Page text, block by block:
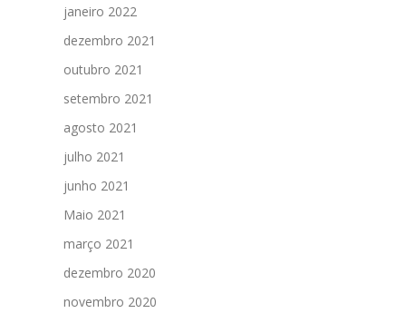
janeiro 2022
dezembro 2021
outubro 2021
setembro 2021
agosto 2021
julho 2021
junho 2021
Maio 2021
março 2021
dezembro 2020
novembro 2020